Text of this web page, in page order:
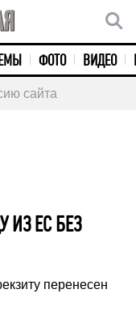
ТЕМЫ ФОТО ВИДЕО
сайта
ИЗ ЕС БЕЗ
перенесен